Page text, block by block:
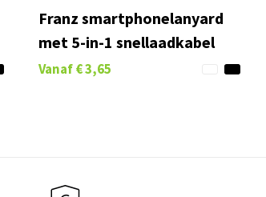
Franz smartphonelanyard
met 5-in-1 snellaadkabel
Vanaf€ 3,65